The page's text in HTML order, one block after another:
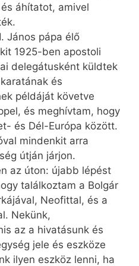
áhítatot, amivel
János pápa élő
1925-ben apostoli
delegátusként küldtek
és
példáját követve
és meghívtam, hogy
és Dél-Európa között.
mindenkit arra
útján járjon.
az úton: újabb lépést
találkoztam a Bolgár
Neofittal, és a
Nekünk,
az a hivatásunk és
jele és eszköze
ilyen eszköz lenni, ha